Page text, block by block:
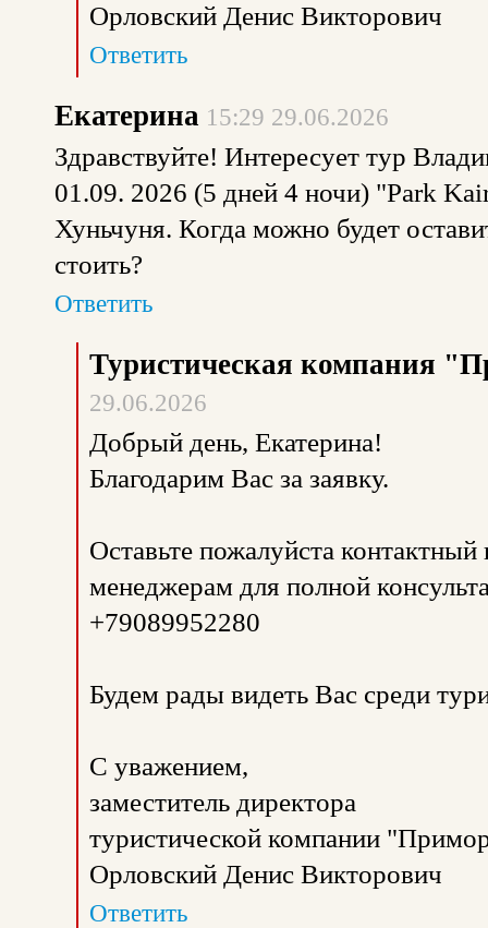
Орловский Денис Викторович
Ответить
Екатерина 15:29 29.06.2026
Здравствуйте! Интересует тур
01.09. 2026 (5 дней 4 ночи) "Park
Хуньчуня. Когда можно будет
стоить?
Ответить
Туристическая компания
29.06.2026
Добрый день, Екатерина!
Благодарим Вас за заявку.
Оставьте пожалуйста
менеджерам для полной
+79089952280
Будем рады видеть Вас среди
С уважением,
заместитель директора
туристической компании
Орловский Денис Викторович
Ответить